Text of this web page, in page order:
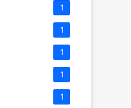
1
1
1
1
1